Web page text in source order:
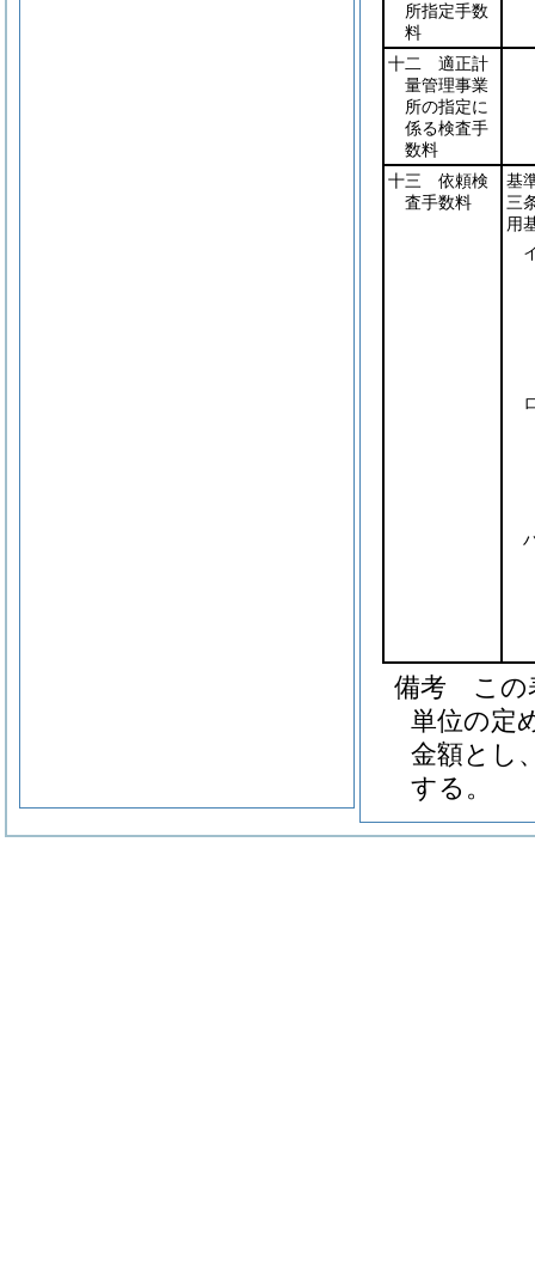
所指定手数
料
十二 適正計
量管理事業
所の指定に
係る検査手
数料
十三 依頼検
査手数料
基
三
用
備考 この
単位の定
金額とし
する。